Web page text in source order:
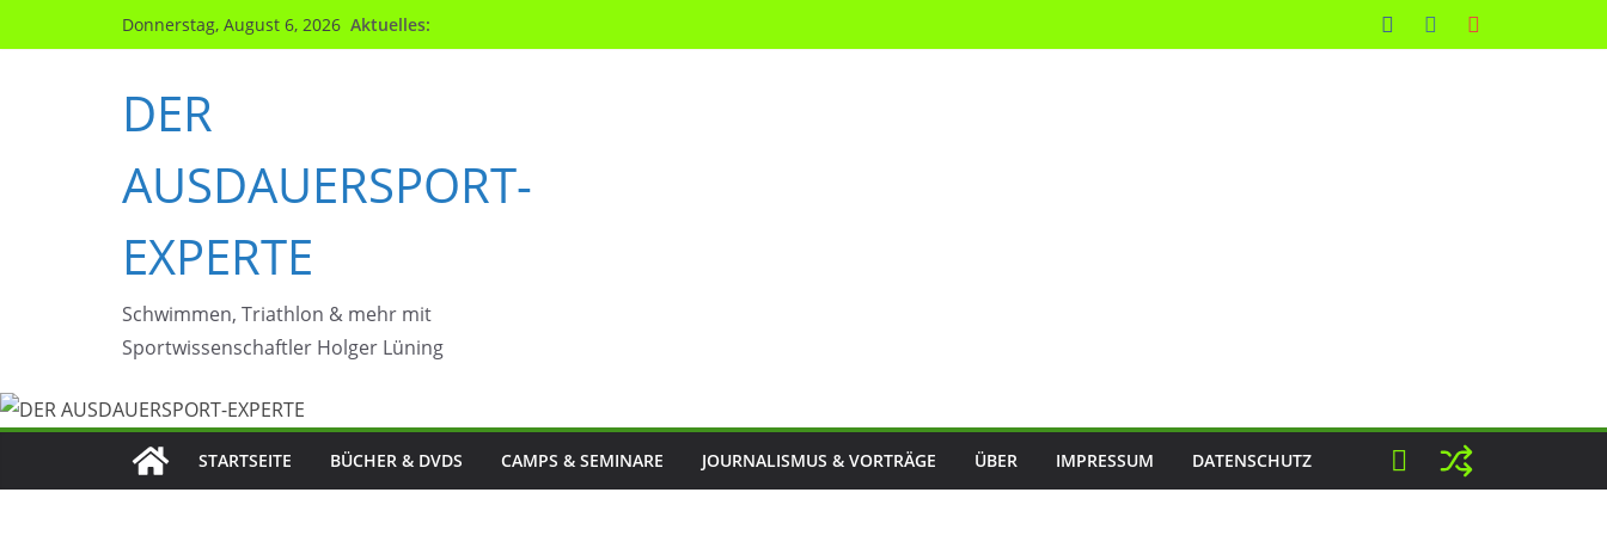
Inhalt
Donnerstag, August 6, 2026 Aktuelles:
DER
AUSDAUERSPORT-
EXPERTE
Schwimmen, Triathlon & mehr mit
Sportwissenschaftler Holger Lüning
STARTSEITE BÜCHER & DVDS CAMPS & SEMINARE JOURNALISMUS & VORTRÄGE ÜBER IMPRESSUM DATENSCHUTZ